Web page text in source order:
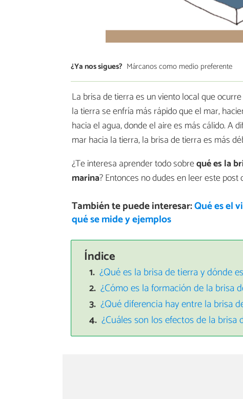
¿Ya nos sigues? Márcanos como medio preferente
La brisa de tierra es un viento local que
la tierra se enfría más rápido que el mar,
hacia el agua, donde el aire es más cálido. A
mar hacia la tierra, la brisa de tierra es más
¿Te interesa aprender todo sobrequé es la
marina? Entonces no dudes en leer este post
También te puede interesar:Qué es el
qué se mide y ejemplos
Índice
¿Qué es la brisa de tierra y dónde
¿Cómo es la formación de la brisa
¿Qué diferencia hay entre la brisa
¿Cuáles son los efectos de la